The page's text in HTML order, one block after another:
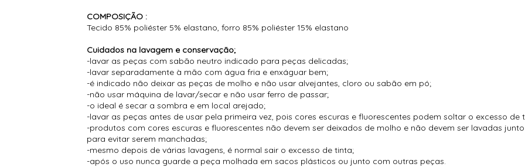
COMPOSIÇÃO :
Tecido 85% poliéster 5% elastano, forro 85% poliéster 15% elastano
Cuidados na lavagem e conservação;
-lavar as peças com sabão neutro indicado para peças delicadas;
-lavar separadamente à mão com água fria e enxáguar bem;
-é indicado não deixar as peças de molho e não usar alvejantes, cloro ou sabão em pó;
-não usar máquina de lavar/secar e não usar ferro de passar;
-o ideal é secar a sombra e em local arejado;
-lavar as peças antes de usar pela primeira vez, pois cores escuras e fluorescentes podem soltar o excesso de
-produtos com cores escuras e fluorescentes não devem ser deixados de molho e não devem ser lavadas
para evitar serem manchadas;
-mesmo depois de várias lavagens, é normal sair o excesso de tinta;
-após o uso nunca guarde a peça molhada em sacos plásticos ou junto com outras peças.